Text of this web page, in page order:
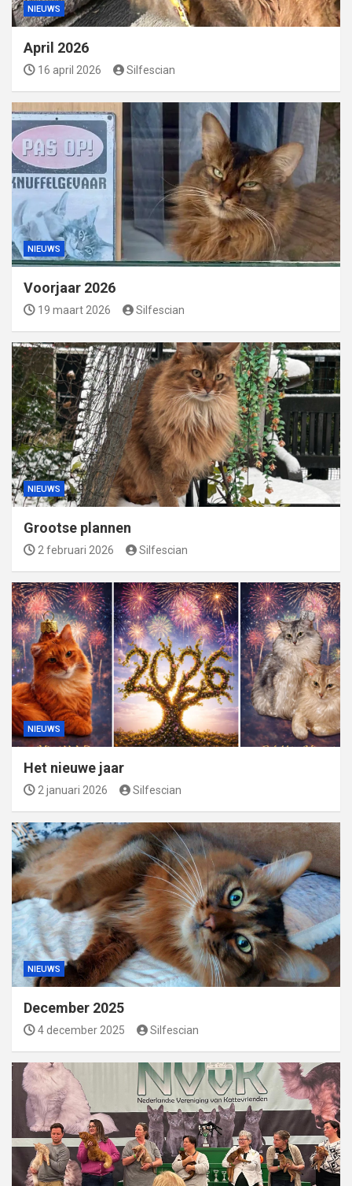
NIEUWS
April 2026
16 april 2026 Silfescian
NIEUWS
Voorjaar 2026
19 maart 2026 Silfescian
NIEUWS
Grootse plannen
2 februari 2026 Silfescian
NIEUWS
Het nieuwe jaar
2 januari 2026 Silfescian
NIEUWS
December 2025
4 december 2025 Silfescian